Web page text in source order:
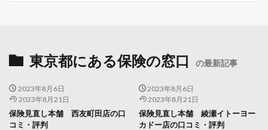
東京都にある保険の窓口 の最新記事
2023年8月6日
2023年8月21日
保険見直し本舗 西友町田店の口
コミ・評判
2023年8月6日
2023年8月21日
保険見直し本舗 綾瀬イトーヨー
カドー店の口コミ・評判